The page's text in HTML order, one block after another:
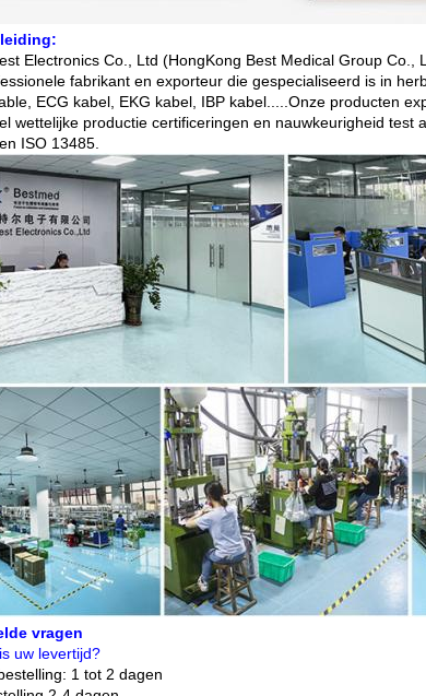
Electronics Co., Ltd (HongKong Best Medical Group
fabrikant en exporteur die gespecialiseerd is in
ECG kabel, EKG kabel, IBP kabel.....Onze producten
wettelijke productie certificeringen en nauwkeurigheid
ISO 13485.
vragen
uw levertijd?
1 tot 2 dagen